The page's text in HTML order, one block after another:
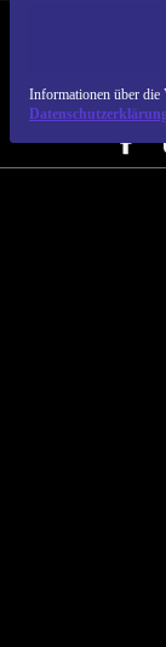
Informationen über die